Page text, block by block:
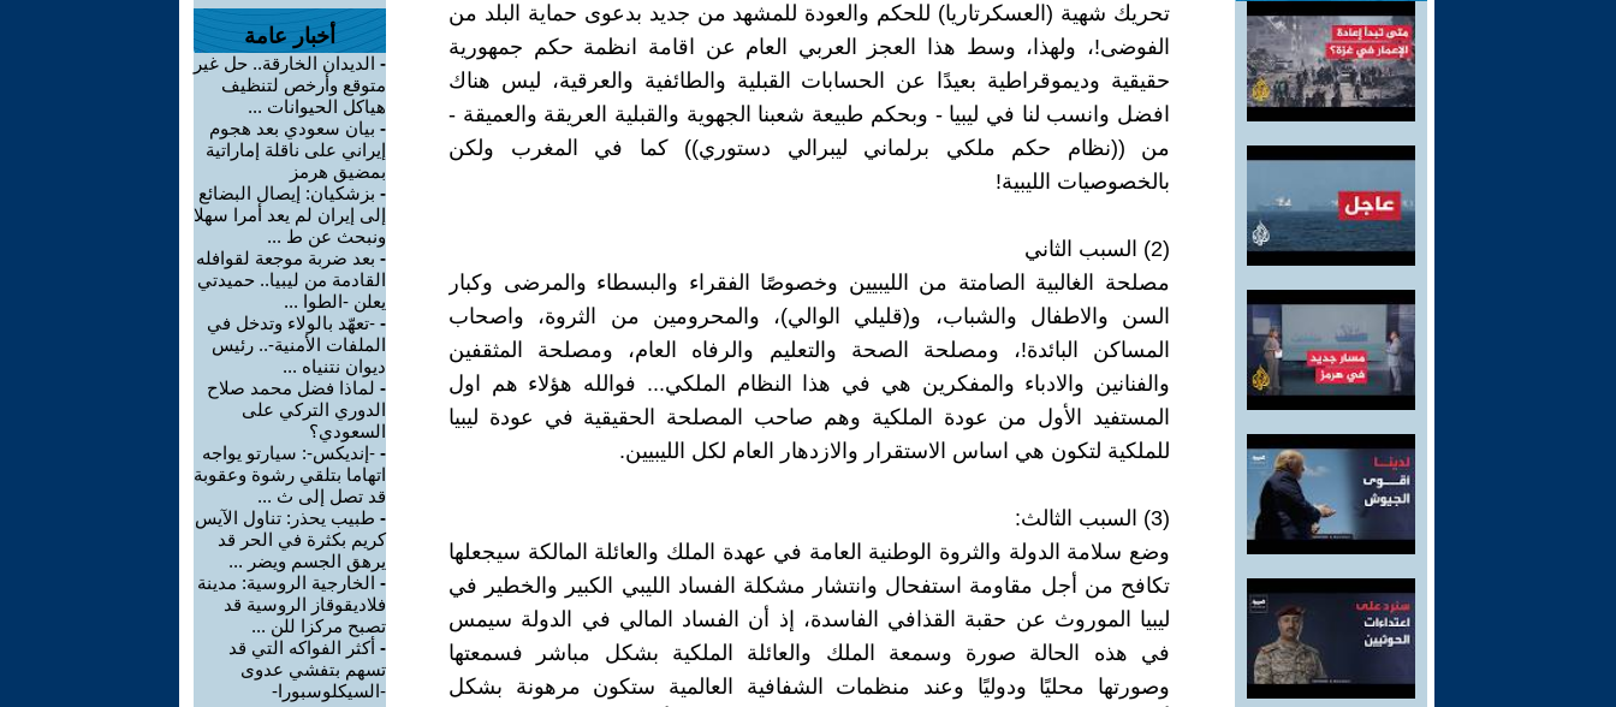
تحريك شهية (العسكرتاريا) للحكم والعودة للمشهد من جديد بدعوى حماية البلد من
الفوضى!، ولهذا، وسط هذا العجز العربي العام عن اقامة انظمة حكم جمهورية
حقيقية وديموقراطية بعيدًا عن الحسابات القبلية والطائفية والعرقية، ليس هناك
افضل وانسب لنا في ليبيا - وبحكم طبيعة شعبنا الجهوية والقبلية العريقة والعميقة -
من ((نظام حكم ملكي برلماني ليبرالي دستوري)) كما في المغرب ولكن
بالخصوصيات الليبية!
(2) السبب الثاني
مصلحة الغالبية الصامتة من الليبيين وخصوصًا الفقراء والبسطاء والمرضى وكبار
السن والاطفال والشباب، و(قليلي الوالي)، والمحرومين من الثروة، واصحاب
المساكن البائدة!، ومصلحة الصحة والتعليم والرفاه العام، ومصلحة المثقفين
والفنانين والادباء والمفكرين هي في هذا النظام الملكي... فوالله هؤلاء هم اول
المستفيد الأول من عودة الملكية وهم صاحب المصلحة الحقيقية في عودة ليبيا
للملكية لتكون هي اساس الاستقرار والازدهار العام لكل الليبيين.
(3) السبب الثالث:
وضع سلامة الدولة والثروة الوطنية العامة في عهدة الملك والعائلة المالكة سيجعلها
تكافح من أجل مقاومة استفحال وانتشار مشكلة الفساد الليبي الكبير والخطير في
ليبيا الموروث عن حقبة القذافي الفاسدة، إذ أن الفساد المالي في الدولة سيمس
في هذه الحالة صورة وسمعة الملك والعائلة الملكية بشكل مباشر فسمعتها
وصورتها محليًا ودوليًا وعند منظمات الشفافية العالمية ستكون مرهونة بشكل
أخبار عامة
- الديدان الخارقة.. حل غير
متوقع وأرخص لتنظيف
هياكل الحيوانات ...
- بيان سعودي بعد هجوم
إيراني على ناقلة إماراتية
بمضيق هرمز
- بزشكيان: إيصال البضائع
إلى إيران لم يعد أمرا سهلا
ونبحث عن ط ...
- بعد ضربة موجعة لقوافله
القادمة من ليبيا.. حميدتي
يعلن -الطوا ...
- -تعهّد بالولاء وتدخل في
الملفات الأمنية-.. رئيس
ديوان نتنياه ...
- لماذا فضل محمد صلاح
الدوري التركي على
السعودي؟
- -إنديكس-: سيارتو يواجه
اتهاما بتلقي رشوة وعقوبة
قد تصل إلى ث ...
- طبيب يحذر: تناول الآيس
كريم بكثرة في الحر قد
يرهق الجسم ويضر ...
- الخارجية الروسية: مدينة
فلاديقوقاز الروسية قد
تصبح مركزا للن ...
- أكثر الفواكه التي قد
تسهم بتفشي عدوى
-السيكلوسبورا-